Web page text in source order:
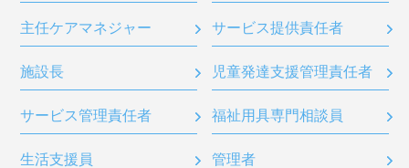
主任ケアマネジャー サービス提供責任者
施設長 児童発達支援管理責任者
サービス管理責任者 福祉用具専門相談員
生活支援員 管理者